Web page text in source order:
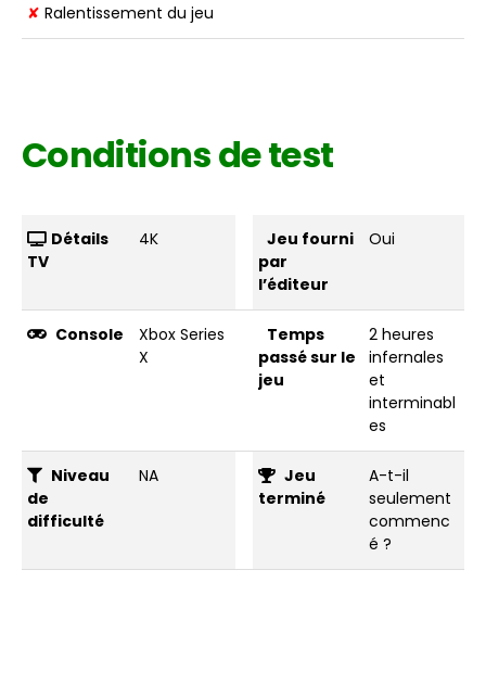
✘ Ralentissement du jeu
Conditions de test
Détails
TV
4K
Jeu fourni
par
l’éditeur
Oui
Console
Xbox Series
X
Temps
passé sur le
jeu
2 heures
infernales
et
interminabl
es
Niveau
de
difficulté
NA
Jeu
terminé
A-t-il
seulement
commenc
é ?